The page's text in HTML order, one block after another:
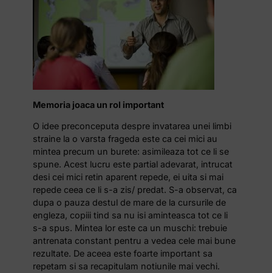
Memoria joaca un rol important
O idee preconceputa despre invatarea unei limbi
straine la o varsta frageda este ca cei mici au
mintea precum un burete: asimileaza tot ce li se
spune. Acest lucru este partial adevarat, intrucat
desi cei mici retin aparent repede, ei uita si mai
repede ceea ce li s-a zis/ predat. S-a observat, ca
dupa o pauza destul de mare de la cursurile de
engleza, copiii tind sa nu isi aminteasca tot ce li
s-a spus. Mintea lor este ca un muschi: trebuie
antrenata constant pentru a vedea cele mai bune
rezultate. De aceea este foarte important sa
repetam si sa recapitulam notiunile mai vechi.